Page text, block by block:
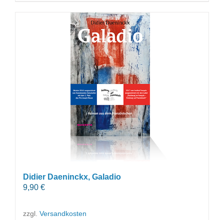
Didier Daeninckx, Galadio
9,90 €
zzgl. Versandkosten